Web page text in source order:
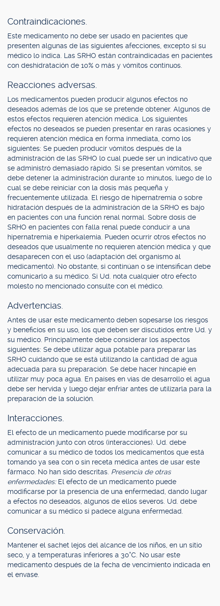
Contraindicaciones.
Este medicamento no debe ser usado en pacientes que
presenten algunas de las siguientes afecciones, excepto si su
médico lo indica. Las SRHO están contraindicadas en pacientes
con deshidratación de 10% o más y vómitos continuos.
Reacciones adversas.
Los medicamentos pueden producir algunos efectos no
deseados además de los que se pretende obtener. Algunos de
estos efectos requieren atención médica. Los siguientes
efectos no deseados se pueden presentar en raras ocasiones y
requieren atención médica en forma inmediata, como los
siguientes: Se pueden producir vómitos después de la
administración de las SRHO lo cual puede ser un indicativo que
se administró demasiado rápido. Si se presentan vómitos, se
debe detener la administración durante 10 minutos, luego de lo
cual se debe reiniciar con la dosis más pequeña y
frecuentemente utilizada. El riesgo de hipernatremia o sobre
hidratación después de la administración de la SRHO es bajo
en pacientes con una función renal normal. Sobre dosis de
SRHO en pacientes con falla renal puede conducir a una
hipernatremia e hiperkalemia. Pueden ocurrir otros efectos no
deseados que usualmente no requieren atención médica y que
desaparecen con el uso (adaptación del organismo al
medicamento). No obstante, si continúan o se intensifican debe
comunicarlo a su médico. Si Ud. nota cualquier otro efecto
molesto no mencionado consulte con el médico.
Advertencias.
Antes de usar este medicamento deben sopesarse los riesgos
y beneficios en su uso, los que deben ser discutidos entre Ud. y
su médico. Principalmente debe considerar los aspectos
siguientes: Se debe utilizar agua potable para preparar las
SRHO cuidando que se está utilizando la cantidad de agua
adecuada para su preparación. Se debe hacer hincapié en
utilizar muy poca agua. En países en vías de desarrollo el agua
debe ser hervida y luego dejar enfriar antes de utilizarla para la
preparación de la solución.
Interacciones.
El efecto de un medicamento puede modificarse por su
administración junto con otros (interacciones). Ud. debe
comunicar a su médico de todos los medicamentos que está
tomando ya sea con o sin receta médica antes de usar este
fármaco. No han sido descritas. Presencia de otras
enfermedades: El efecto de un medicamento puede
modificarse por la presencia de una enfermedad, dando lugar
a efectos no deseados, algunos de ellos severos. Ud. debe
comunicar a su médico si padece alguna enfermedad.
Conservación.
Mantener el sachet lejos del alcance de los niños, en un sitio
seco, y a temperaturas inferiores a 30°C. No usar este
medicamento después de la fecha de vencimiento indicada en
el envase.